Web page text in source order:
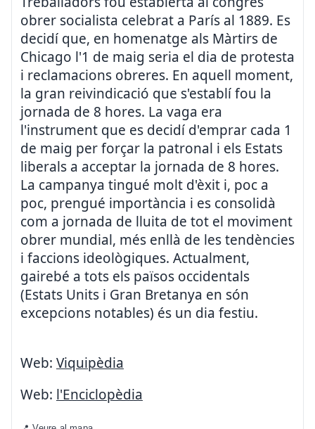
obrer socialista celebrat a París al 1889. Es
decidí que, en homenatge als Màrtirs de
Chicago l'1 de maig seria el dia de protesta
i reclamacions obreres. En aquell moment,
la gran reivindicació que s'establí fou la
jornada de 8 hores. La vaga era
l'instrument que es decidí d'emprar cada 1
de maig per forçar la patronal i els Estats
liberals a acceptar la jornada de 8 hores.
La campanya tingué molt d'èxit i, poc a
poc, prengué importància i es consolidà
com a jornada de lluita de tot el moviment
obrer mundial, més enllà de les tendències
i faccions ideològiques. Actualment,
gairebé a tots els països occidentals
(Estats Units i Gran Bretanya en són
excepcions notables) és un dia festiu.
Web: Viquipèdia
Web: l'Enciclopèdia